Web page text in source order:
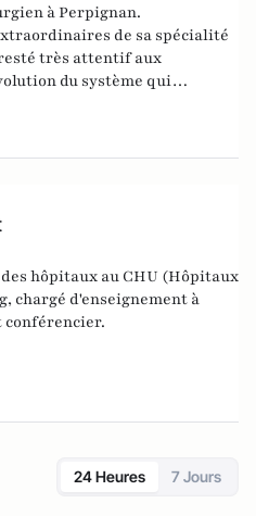
à Perpignan.
de sa spécialité
très attentif aux
du système qui
hôpitaux au CHU (Hôpitaux
chargé d'enseignement à
conférencier.
24 Heures 7 Jours